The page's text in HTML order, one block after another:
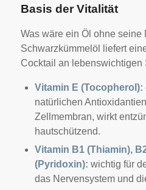
Basis der Vitalität
Was wäre ein Öl ohne seine
Schwarzkümmelöl liefert
Cocktail an lebenswichtigen
Vitamin E (Tocopherol):
natürlichen
Zellmembran, wirkt
hautschützend.
Vitamin B1 (Thiamin),
(Pyridoxin): wichtig für
das Nervensystem und